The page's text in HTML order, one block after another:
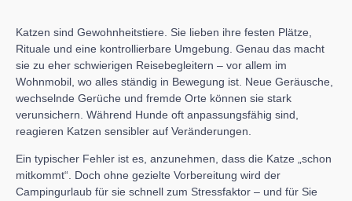
Katzen sind Gewohnheitstiere. Sie lieben ihre festen Plätze,
Rituale und eine kontrollierbare Umgebung. Genau das macht
sie zu eher schwierigen Reisebegleitern – vor allem im
Wohnmobil, wo alles ständig in Bewegung ist. Neue Geräusche,
wechselnde Gerüche und fremde Orte können sie stark
verunsichern. Während Hunde oft anpassungsfähig sind,
reagieren Katzen sensibler auf Veränderungen.
Ein typischer Fehler ist es, anzunehmen, dass die Katze „schon
mitkommt“. Doch ohne gezielte Vorbereitung wird der
Campingurlaub für sie schnell zum Stressfaktor – und für Sie